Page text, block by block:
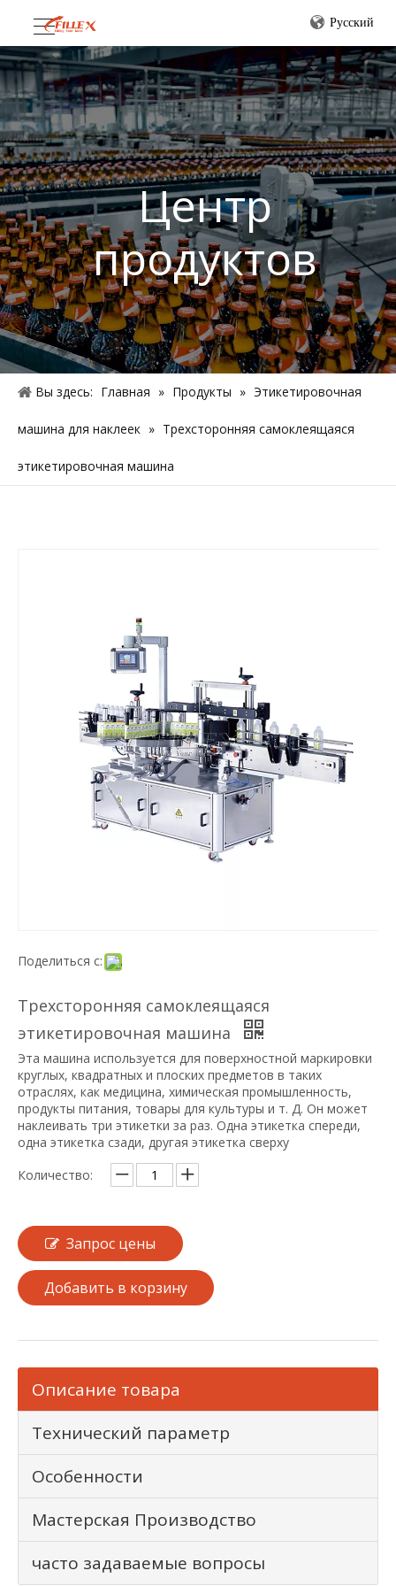
Pусский
Центр
продуктов
Вы здесь: Главная » Продукты » Этикетировочная
машина для наклеек » Трехсторонняя самоклеящаяся
этикетировочная машина
Поделиться с:
Трехсторонняя самоклеящаяся
этикетировочная машина
Эта машина используется для поверхностной маркировки
круглых, квадратных и плоских предметов в таких
отраслях, как медицина, химическая промышленность,
продукты питания, товары для культуры и т. Д. Он может
наклеивать три этикетки за раз. Одна этикетка спереди,
одна этикетка сзади, другая этикетка сверху
Количество:
Запрос цены
Добавить в корзину
Описание товара
Технический параметр
Особенности
Мастерская Производство
часто задаваемые вопросы